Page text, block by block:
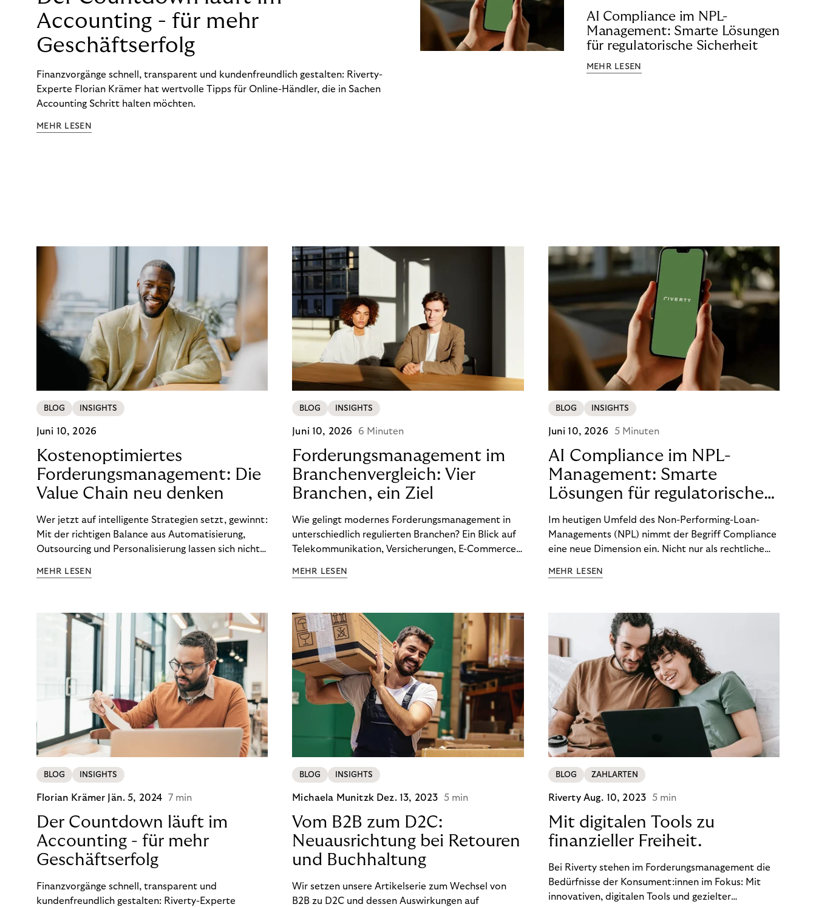
Accounting - für mehr
Geschäftserfolg
Finanzvorgänge schnell, transparent und kundenfreundlich gestalten: Riverty-
Experte Florian Krämer hat wertvolle Tipps für Online-Händler, die in Sachen
Accounting Schritt halten möchten.
MEHR LESEN
AI Compliance im NPL-
Management: Smarte Lösungen
für regulatorische Sicherheit
MEHR LESEN
BLOG INSIGHTS
Juni 10, 2026
Kostenoptimiertes
Forderungsmanagement: Die
Value Chain neu denken
Wer jetzt auf intelligente Strategien setzt, gewinnt:
Mit der richtigen Balance aus Automatisierung,
Outsourcing und Personalisierung lassen sich nicht
Ergebnisse sichern. Riverty zeigt, wie Recovery-
MEHR LESEN
BLOG INSIGHTS
Juni 10, 2026 6 Minuten
Forderungsmanagement im
Branchenvergleich: Vier
Branchen, ein Ziel
Wie gelingt modernes Forderungsmanagement in
unterschiedlich regulierten Branchen? Ein Blick auf
Telekommunikation, Versicherungen, E-Commerce
wirksam reduzieren will, braucht keine
MEHR LESEN
BLOG INSIGHTS
Juni 10, 2026 5 Minuten
AI Compliance im NPL-
Management: Smarte
Lösungen für regulatorische
Sicherheit
Im heutigen Umfeld des Non-Performing-Loan-
Managements (NPL) nimmt der Begriff Compliance
eine neue Dimension ein. Nicht nur als rechtliche
Wettbewerbsvorteil. In einem Umfeld steigender
(DSGVO) – geraten viele Unternehmen an die
Grenzen traditioneller Compliance-Mechanismen.
MEHR LESEN
BLOG INSIGHTS
Florian Krämer Jän. 5, 2024 7 min
Der Countdown läuft im
Accounting - für mehr
Geschäftserfolg
Finanzvorgänge schnell, transparent und
kundenfreundlich gestalten: Riverty-Experte
BLOG INSIGHTS
Michaela Munitzk Dez. 13, 2023 5 min
Vom B2B zum D2C:
Neuausrichtung bei Retouren
und Buchhaltung
Wir setzen unsere Artikelserie zum Wechsel von
B2B zu D2C und dessen Auswirkungen auf
BLOG ZAHLARTEN
Riverty Aug. 10, 2023 5 min
Mit digitalen Tools zu
finanzieller Freiheit.
Bei Riverty stehen im Forderungsmanagement die
Bedürfnisse der Konsument:innen im Fokus: Mit
innovativen, digitalen Tools und gezielter